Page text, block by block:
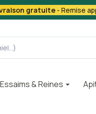
gratuite - Remise
Essaims & Reines